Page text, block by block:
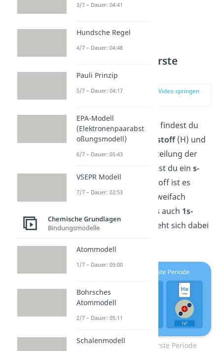
Orbitalmodell erste
Periode
zur Stelle im Video springen
In der ersten Periode findest du
die Elemente
Wasserstoff(H) und
Helium(He). Zur Verteilung der
Elektronen verwendest du ein s-
Orbital. Bei Wasserstoff ist es
einfach, bei Helium zweifach
besetzt. Du nennst es auch 1s-
Orbital
, die Zahl bezieht sich dabei
Orbitalbesetzung erste Periode
3/7 – Dauer: 04:41
Hundsche Regel
4/7 – Dauer: 04:48
Pauli Prinzip
5/7 – Dauer: 04:17
EPA-Modell
(Elektronenpaarabst
oßungsmodell)
6/7 – Dauer: 05:43
VSEPR Modell
7/7 – Dauer: 02:53
Chemische Grundlagen
Bindungsmodelle
Atommodell
1/7 – Dauer: 05:00
Bohrsches
Atommodell
2/7 – Dauer: 05:11
Schalenmodell